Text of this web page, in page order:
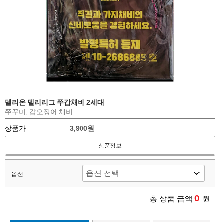
델리온 델리리그 쭈갑채비 2세대
쭈꾸미, 갑오징어 채비
상품가 3,900원
상품정보
옵션
총 상품 금액 0 원